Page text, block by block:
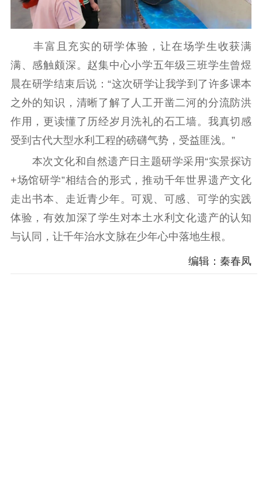
文化产业
统计分析
数字出版
审读服务
新闻发布工作备
案管理系统
电影
服务
理论宣讲
共建共享平台
政工继续教育学
习平台
责任编辑注册
业务申报系统
丰富且充实的研学体验，让在场学生收获满
满、感触颇深。赵集中心小学五年级三班学生曾煜
晨在研学结束后说：“这次研学让我学到了许多课本
之外的知识，清晰了解了人工开凿二河的分流防洪
作用，更读懂了历经岁月洗礼的石工墙。我真切感
受到古代大型水利工程的磅礴气势，受益匪浅。”
本次文化和自然遗产日主题研学采用“实景探访
+场馆研学”相结合的形式，推动千年世界遗产文化
走出书本、走近青少年。可观、可感、可学的实践
体验，有效加深了学生对本土水利文化遗产的认知
与认同，让千年治水文脉在少年心中落地生根。
编辑：秦春凤